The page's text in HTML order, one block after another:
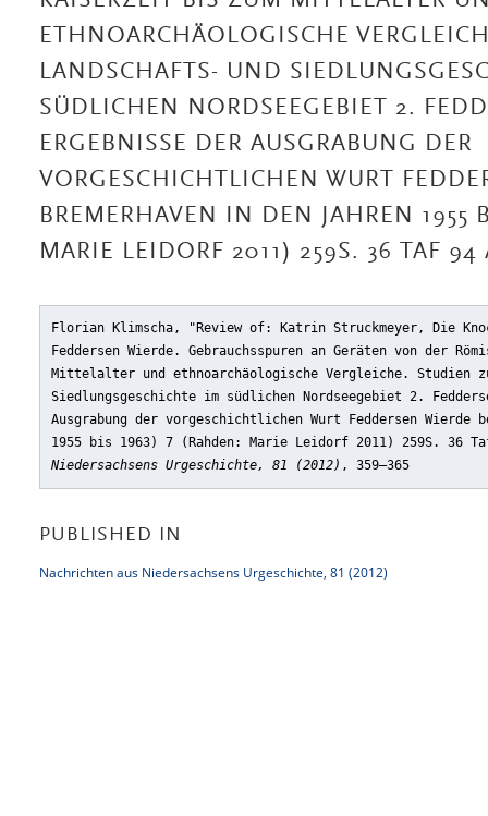
ETHNOARCHÄOLOGISCHE
LANDSCHAFTS- UND
SÜDLICHEN NORDSEEGEBIET 2.
ERGEBNISSE DER AUSGRABUNG DER
VORGESCHICHTLICHEN WURT
BREMERHAVEN IN DEN JAHREN 1955
MARIE LEIDORF 2011) 259S. 36 TAF 94
Florian Klimscha, "Review of: Katrin Struckmeyer, Die
Feddersen Wierde. Gebrauchsspuren an Geräten von der
Mittelalter und ethnoarchäologische Vergleiche. Studien
Siedlungsgeschichte im südlichen Nordseegebiet 2.
Ausgrabung der vorgeschichtlichen Wurt Feddersen Wierde
1955 bis 1963) 7 (Rahden: Marie Leidorf 2011) 259S. 36
Niedersachsens Urgeschichte, 81 (2012) , 359–365
PUBLISHED IN
Nachrichten aus Niedersachsens Urgeschichte, 81 (2012)